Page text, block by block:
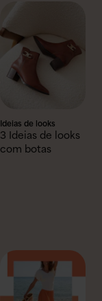
Ideias de looks
3 Ideias de looks
com botas